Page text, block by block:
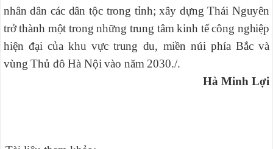
nhân dân các dân tộc trong tỉnh; xây dựng Thái Nguyên
trở thành một trong những trung tâm kinh tế công nghiệp
hiện đại của khu vực trung du, miền núi phía Bắc và
vùng Thủ đô Hà Nội vào năm 2030./.
Hà Minh Lợi